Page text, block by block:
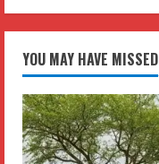
YOU MAY HAVE MISSED